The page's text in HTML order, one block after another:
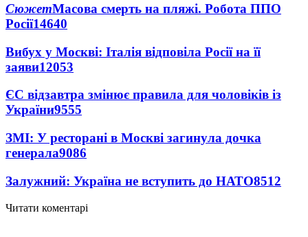
СюжетМасова смерть на пляжі. Робота ППО
Росії14640
Вибух у Москві: Італія відповіла Росії на її
заяви12053
ЄС відзавтра змінює правила для чоловіків із
України9555
ЗМІ: У ресторані в Москві загинула дочка
генерала9086
Залужний: Україна не вступить до НАТО8512
Читати коментарі